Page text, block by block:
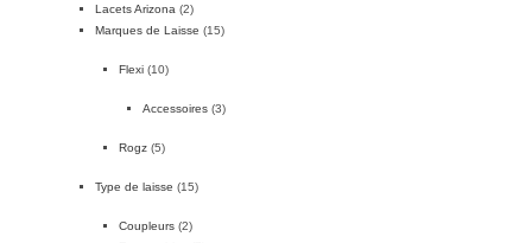
Lacets Arizona (2)
Marques de Laisse (15)
Flexi (10)
Accessoires (3)
Rogz (5)
Type de laisse (15)
Coupleurs (2)